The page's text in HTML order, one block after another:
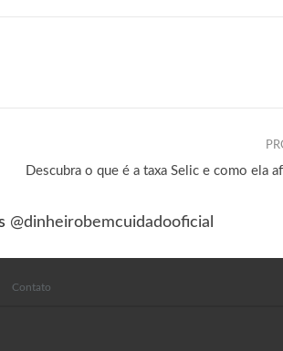
Descubra o que é a taxa Selic e como ela
@dinheirobemcuidadooficial
Contato